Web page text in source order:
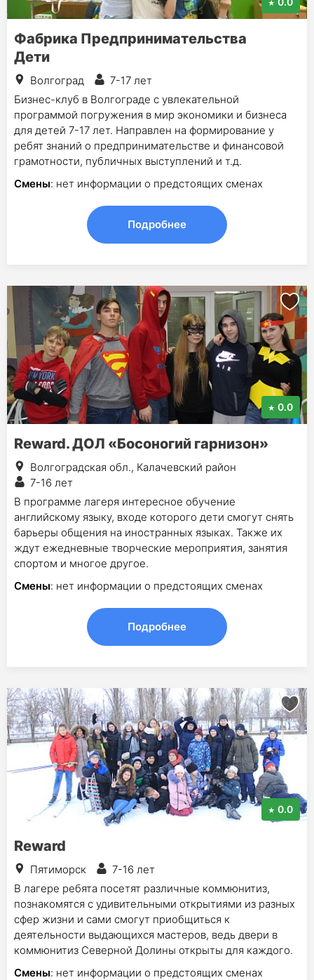
Фабрика Предпринимательства
Дети
Волгоград
7-17 лет
Бизнес-клуб в Волгограде с увлекательной
программой погружения в мир экономики и бизнеса
для детей 7-17 лет. Направлен на формирование у
ребят знаний о предпринимательстве и финансовой
грамотности, публичных выступлений и т.д.
Смены: нет информации о предстоящих сменах
Подробнее
0.0
Reward. ДОЛ «Босоногий гарнизон»
Волгоградская обл., Калачевский район
7-16 лет
В программе лагеря интересное обучение
английскому языку, входе которого дети смогут снять
барьеры общения на иностранных языках. Также их
ждут ежедневные творческие мероприятия, занятия
спортом и многое другое.
Смены: нет информации о предстоящих сменах
Подробнее
0.0
Reward
Пятиморск
7-16 лет
В лагере ребята посетят различные коммюнитиз,
познакомятся с удивительными открытиями из разных
сфер жизни и сами смогут приобщиться к
деятельности выдающихся мастеров, ведь двери в
коммюнитиз Северной Долины открыты для каждого.
Смены: нет информации о предстоящих сменах